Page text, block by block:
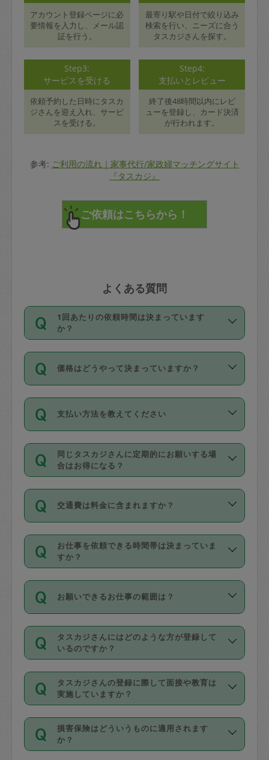
アカウント登録ページに必
要情報を入力し、メール認
証を行う。
最寄り駅や日付で絞り込み
検索を行い、ニーズに合う
タスカジさんを探す。
Step3:
サービスを受ける
依頼予約した日時にタスカ
ジさんを迎え入れ、サービ
スを受ける。
Step4:
支払いとレビュー
終了後48時間以内にレビ
ューを登録し、カード決済
が行われます。
参考: ご利用の流れ｜家事代行/家政婦マッチングサイト
『タスカジ』
よくある質問
1回あたりの依頼時間は決まっています
か？
依頼1回につき3時間固定です。3時間を
超えて依頼したい場合は、延長機能をご
利用ください。機能をご利用いただくに
の上事前申請することが必要です。な
お、3時間を下回っても、値引き等はござ
いません。
価格はどうやって決まっていますか？
11種類の価格帯の中からタスカジさん自
身が価格を選んで設定しています。
タスカジさんの価格設定には最初は制限
があり、レビュー件数、レビューの平均
値、などで除々に設定可能な最高額が上
がっていく仕組みになっています。
支払い方法を教えてください
お支払方法はクレジットカード（Visa／
Master／JCB／AMERICAN EXPRESS／
Diners Club）のみとなります。
を行う際にご入力ください。プロフィー
ル登録時にはご入力いただかなくても大
丈夫です。
デビットカード・プリペイドカード（Vプ
リカ、au WALLETなど）は支払にはご利
銀行振込や現金払いも対応していませ
なお、タスカジさんの交通費も、依頼料
金のご請求と合わせてお支払いとなりま
動計算で表示されます。
同じタスカジさんに定期的にお願いする場
合はお得になる？
依頼には「スポット」と「定期（毎週｜
隔週）」があり、「定期」の依頼は「ス
ポット」よりお得な料金でご利用できま
す。
定期の最低利用回数は設けていない代わ
りに、一定数を超えたキャンセルは有償
（例：毎週定期の場合は３回以上のキャ
ンセルが有償（1200円、隔週定期の場合
は２回以上のキャンセルが有償（1200
交通費は料金に含まれますか？
交通費は依頼料金とは別途発生し、依頼
料金のご請求と合わせてお支払いとなり
ます。交通費の金額は「依頼の詳細」に
お仕事を依頼できる時間帯は決まっていま
すか？
時間帯は3種類あります。いずれも１回あ
たり３時間です。
・ＡＭ ９時～１２時
・ＰＭ １３時～１６時
・夜 １８時～２１時
開始時間を２時間前後変更することが可
能です。依頼送信後、個別にタスカジさ
んにメッセージを送り調整してくださ
い。ただし、２時間を越えての調整はで
お願いできるお仕事の範囲は？
掃除、整理収納、洗濯、買い物、料理、
作り置きです。タスカジさんによってで
きる仕事の範囲が異なりますので、依頼
する前にタスカジさんのプロフィールで
確認してください。
基本的に、高所での作業や危険作業、屋
外での作業は対象外です。
タスカジさんにはどのような方が登録して
いるのですか？
主婦として長年の家事経験をお持ちの
方、栄養士・調理師といった資格者で保
育園や学校の給食やレストランで料理関
係の専門職に従事されていた方、日本で
すでにハウスキーパーや英語の先生とし
てお仕事をしているフィリピン出身の
タスカジさんの登録に際して面接や教育は
実施していますか？
応募の際に、各自事務局との面接と説明
を行っています。その後、身分証明書の
写真提出をしていただいています。外国
損害保険はどういうものに適用されます
か？